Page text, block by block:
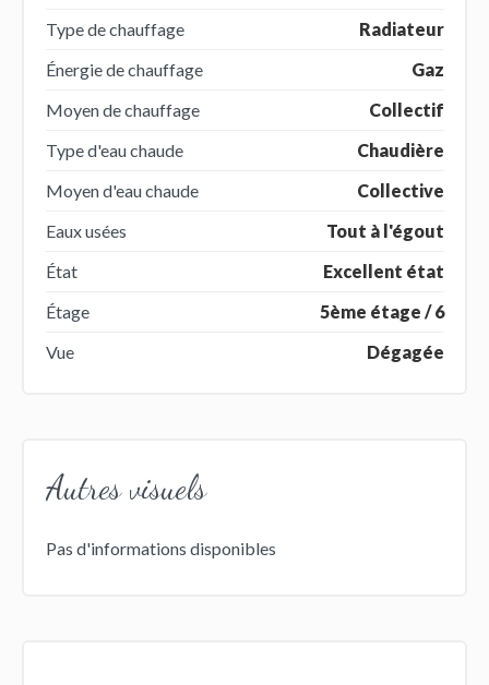
Type de chauffage
Radiateur
Énergie de chauffage
Gaz
Moyen de chauffage
Collectif
Type d'eau chaude
Chaudière
Moyen d'eau chaude
Collective
Eaux usées
Tout à l'égout
État
Excellent état
Étage
5ème étage / 6
Vue
Dégagée
Autres visuels
Pas d'informations disponibles